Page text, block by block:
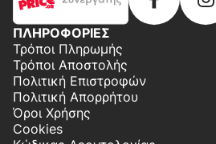
ΠΛΗΡΟΦΟΡΙΕΣ
Τρόποι Πληρωμής
Τρόποι Αποστολής
Πολιτική Επιστροφών
Πολιτική Απορρήτου
Όροι Χρήσης
Cookies